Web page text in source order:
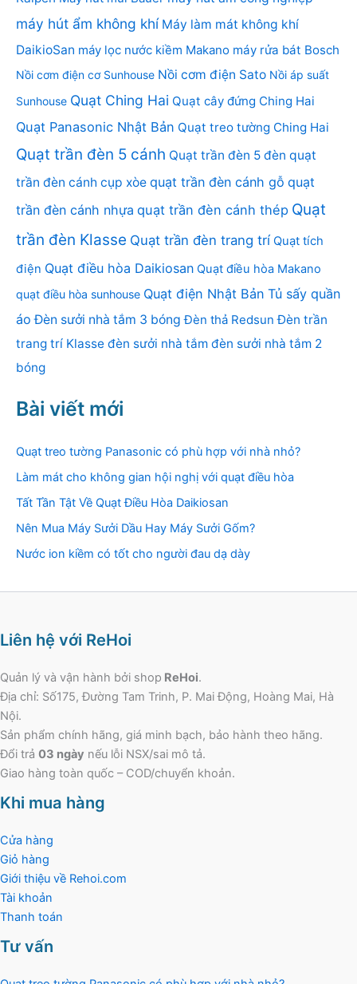
máy hút ẩm không khí Máy làm mát không khí
DaikioSan máy lọc nước kiềm Makano máy rửa bát Bosch
Nồi cơm điện cơ Sunhouse Nồi cơm điện Sato Nồi áp suất
Sunhouse Quạt Ching Hai Quạt cây đứng Ching Hai
Quạt Panasonic Nhật Bản Quạt treo tường Ching Hai
Quạt trần đèn 5 cánh Quạt trần đèn 5 đèn quạt
trần đèn cánh cụp xòe quạt trần đèn cánh gỗ quạt
trần đèn cánh nhựa quạt trần đèn cánh thép Quạt
trần đèn Klasse Quạt trần đèn trang trí Quạt tích
điện Quạt điều hòa Daikiosan Quạt điều hòa Makano
quạt điều hòa sunhouse Quạt điện Nhật Bản Tủ sấy quần
áo Đèn sưởi nhà tắm 3 bóng Đèn thả Redsun Đèn trần
trang trí Klasse đèn sưởi nhà tắm đèn sưởi nhà tắm 2
bóng
Bài viết mới
Quạt treo tường Panasonic có phù hợp với nhà nhỏ?
Làm mát cho không gian hội nghị với quạt điều hòa
Tất Tần Tật Về Quạt Điều Hòa Daikiosan
Nên Mua Máy Sưởi Dầu Hay Máy Sưởi Gốm?
Nước ion kiềm có tốt cho người đau dạ dày
Liên hệ với ReHoi
Quản lý và vận hành bởi shop ReHoi.
Địa chỉ: Số175, Đường Tam Trinh, P. Mai Động, Hoàng Mai, Hà
Nội.
Sản phẩm chính hãng, giá minh bạch, bảo hành theo hãng.
Đổi trả 03 ngày nếu lỗi NSX/sai mô tả.
Giao hàng toàn quốc – COD/chuyển khoản.
Khi mua hàng
Cửa hàng
Giỏ hàng
Giới thiệu về Rehoi.com
Tài khoản
Thanh toán
Tư vấn